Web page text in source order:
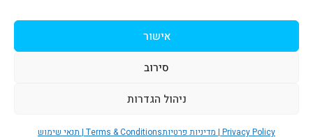
אישור
סירוב
ניהול הגדרות
תנאי שימוש | Terms & Conditions מדיניות פרטיות | Privacy Policy
© כל הזכויות שמורות לאיריס עשת כהן-גלריה לאמנות